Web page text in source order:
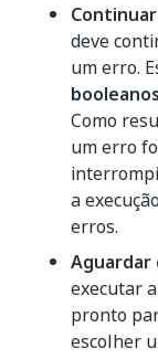
deve
um erro.
booleanos
Como
um erro
a
erros.
Aguardar
executar
pronto
escolher